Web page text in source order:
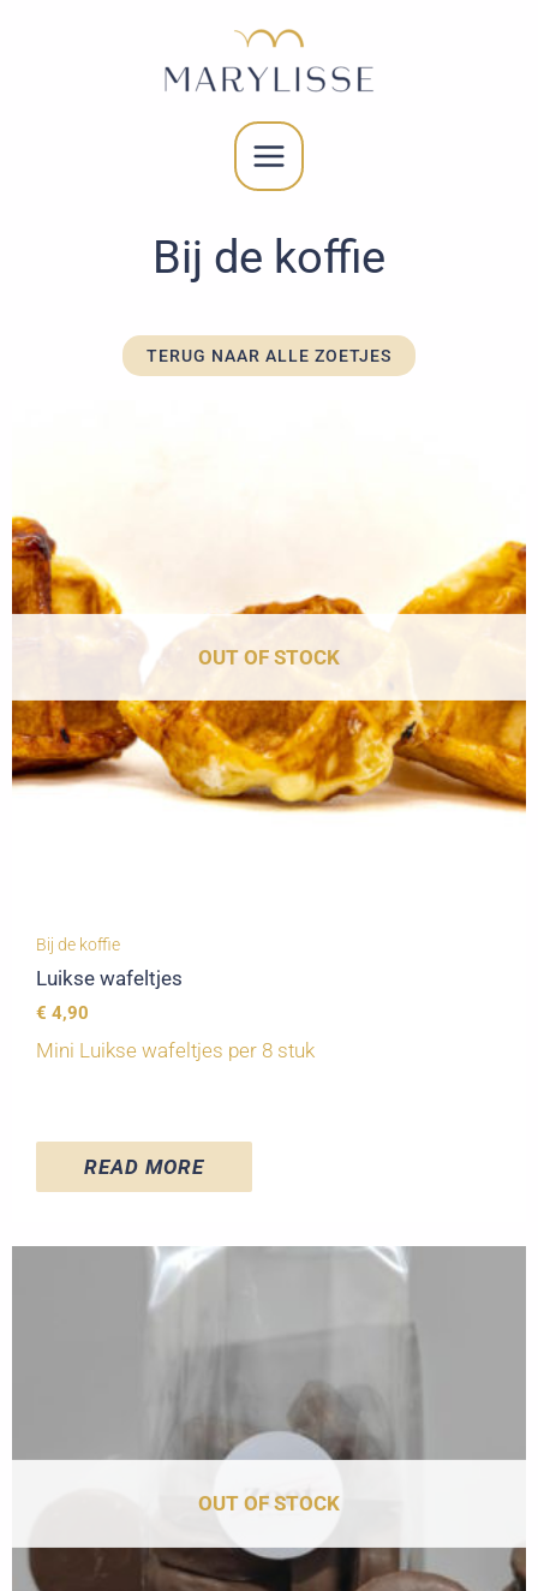
Bij de koffie
TERUG NAAR ALLE ZOETJES
OUT OF STOCK
Bij de koffie
Luikse wafeltjes
€ 4,90
Mini Luikse wafeltjes per 8 stuk
READ MORE
OUT OF STOCK